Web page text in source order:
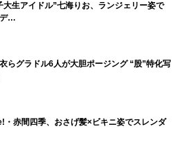
果耶 飯島寛騎
大生アイドル”七海りお、ランジェリー姿で
…
らグラドル6人が大胆ポージング “股”特化写
・赤間四季、おさげ髪×ビキニ姿でスレンダ